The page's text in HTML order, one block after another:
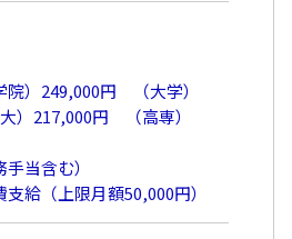
）249,000円 （大学）
）217,000円 （高専）
当含む）
給（上限月額50,000円）